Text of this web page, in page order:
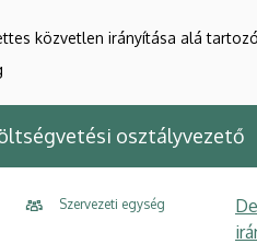
közvetlen irányítása alá
osztályvezető
Szervezeti egység